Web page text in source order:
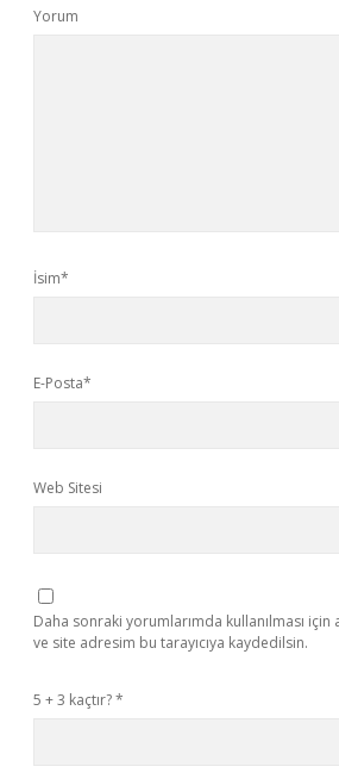
Yorum
İsim*
E-Posta*
Web Sitesi
Daha sonraki yorumlarımda kullanılması
ve site adresim bu tarayıcıya kaydedilsin.
5 + 3 kaçtır?*